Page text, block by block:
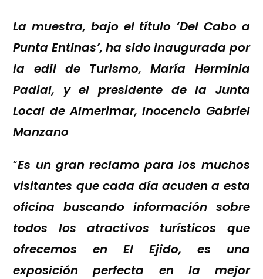
La muestra, bajo el título ‘Del Cabo a
Punta Entinas’, ha sido inaugurada por
la edil de Turismo, María Herminia
Padial, y el presidente de la Junta
Local de Almerimar, Inocencio Gabriel
Manzano
“Es un gran reclamo para los muchos
visitantes que cada día acuden a esta
oficina buscando información sobre
todos los atractivos turísticos que
ofrecemos en El Ejido, es una
exposición perfecta en la mejor